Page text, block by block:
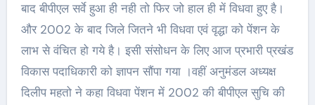
बाद बीपीएल सर्वे हुआ ही नही तो फिर जो हाल ही में विधवा हुए है।
और 2002 के बाद जिले जितने भी विधवा एवं वृद्धा को पेंशन के
लाभ से वंचित हो गये है। इसी संसोधन के लिए आज प्रभारी प्रखंड
विकास पदाधिकारी को ज्ञापन सौंपा गया ।वहीं अनुमंडल अध्यक्ष
दिलीप महतो ने कहा विधवा पेंशन में 2002 की बीपीएल सुचि की